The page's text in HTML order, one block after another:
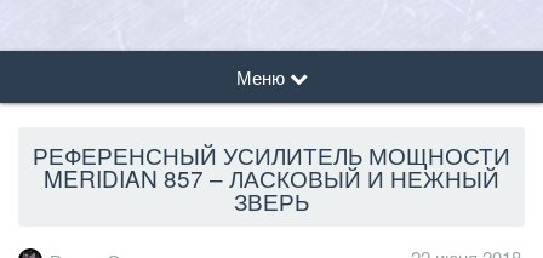
Меню
РЕФЕРЕНСНЫЙ УСИЛИТЕЛЬ МОЩНОСТИ
MERIDIAN 857 – ЛАСКОВЫЙ И НЕЖНЫЙ
ЗВЕРЬ